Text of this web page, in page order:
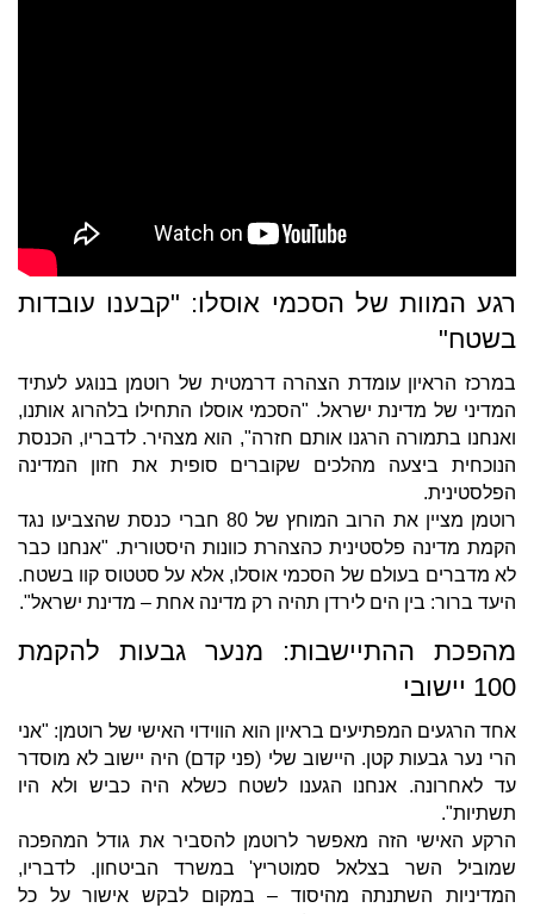
רגע המוות של הסכמי אוסלו: "קבענו עובדות
בשטח"
במרכז הראיון עומדת הצהרה דרמטית של רוטמן בנוגע לעתיד
המדיני של מדינת ישראל. "הסכמי אוסלו התחילו בלהרוג אותנו,
ואנחנו בתמורה הרגנו אותם חזרה", הוא מצהיר. לדבריו, הכנסת
הנוכחית ביצעה מהלכים שקוברים סופית את חזון המדינה
הפלסטינית.
רוטמן מציין את הרוב המוחץ של 80 חברי כנסת שהצביעו נגד
הקמת מדינה פלסטינית כהצהרת כוונות היסטורית. "אנחנו כבר
לא מדברים בעולם של הסכמי אוסלו, אלא על סטטוס קוו בשטח.
היעד ברור: בין הים לירדן תהיה רק מדינה אחת – מדינת ישראל".
מהפכת ההתיישבות: מנער גבעות להקמת
100 יישובי
אחד הרגעים המפתיעים בראיון הוא הווידוי האישי של רוטמן: "אני
הרי נער גבעות קטן. היישוב שלי (פני קדם) היה יישוב לא מוסדר
עד לאחרונה. אנחנו הגענו לשטח כשלא היה כביש ולא היו
תשתיות".
הרקע האישי הזה מאפשר לרוטמן להסביר את גודל המהפכה
שמוביל השר בצלאל סמוטריץ' במשרד הביטחון. לדבריו,
המדיניות השתנתה מהיסוד – במקום לבקש אישור על כל